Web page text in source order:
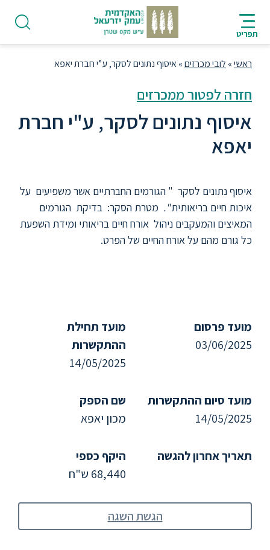
לתוכן
מרכזי
העמוד
תפריט
HE
פודקאסט
תואר
ראשון
תואר
שני
הקדם
אקדמי
לימודי
מתעניינים
ראשי» לובי מכרזים»איסוף נתונים לסקר, ע”י חברת יאפא
איסוף נתונים לסקר, ע"י חברת
יאפא
חזרה לפטור ממכרזים
איסוף נתונים לסקר " הגורמים החברתיים אשר משפיעים על
איכות חיים בריאותית". מטרת הסקר: בדיקת הגורמים
המאיצים והמעקבים ניהול אורח חיים בריאותי ומידת השפעת
כל גורם מהם על אורח החיים של הפרט.
מועד פרסום
03/06/2025
מועד תחילת
ההתקשרות
14/05/2025
מועד סיום ההתקשרות
14/05/2025
שם הספק
מכון יאפא
תאריך אחרון להגשה
היקף כספי
68,440 ש"ח
הגשת השגה